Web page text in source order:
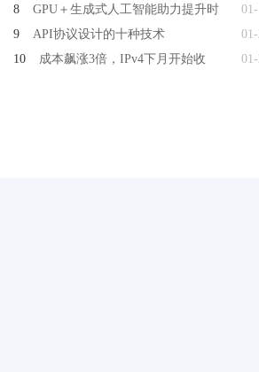
8
GPU＋生成式人工智能助力提升时
9
API协议设计的十种技术
10 成本飙涨3倍，IPv4下月开始收